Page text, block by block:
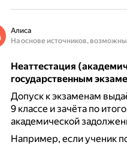
Алиса
На основе источников,
Неаттестация
государственным
Допуск к экзаменам
9 классе и зачёта по
академической
Например, если ученик